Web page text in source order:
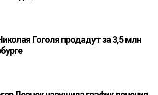
Гоголя продадут за 3,5 млн